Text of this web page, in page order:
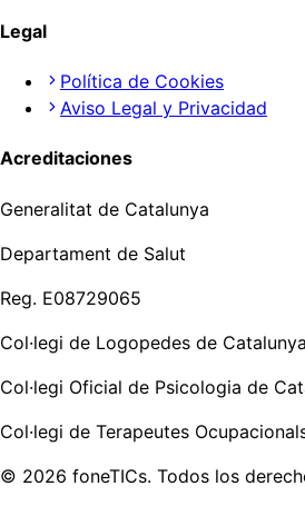
Legal
Política de Cookies
Aviso Legal y Privacidad
Acreditaciones
Generalitat de Catalunya
Departament de Salut
Reg. E08729065
Col·legi de Logopedes de Catalunya
Col·legi Oficial de Psicologia de
Col·legi de Terapeutes
© 2026 foneTICs. Todos los